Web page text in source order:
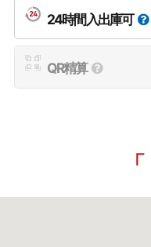
24時間入出庫可
QR精算